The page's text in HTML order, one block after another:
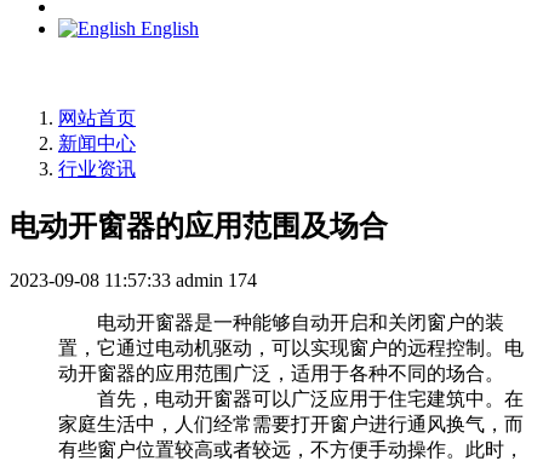
English
网站首页
新闻中心
行业资讯
电动开窗器的应用范围及场合
2023-09-08 11:57:33 admin 174
电动开窗器是一种能够自动开启和关闭窗户的装
置，它通过电动机驱动，可以实现窗户的远程控制。电
动开窗器的应用范围广泛，适用于各种不同的场合。
首先，电动开窗器可以广泛应用于住宅建筑中。在
家庭生活中，人们经常需要打开窗户进行通风换气，而
有些窗户位置较高或者较远，不方便手动操作。此时，